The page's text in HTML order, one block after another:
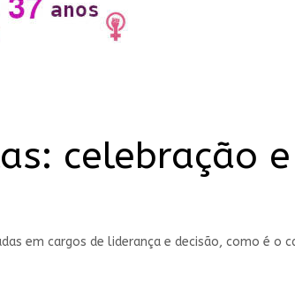
celebração
em cargos de liderança e decisão, como é o